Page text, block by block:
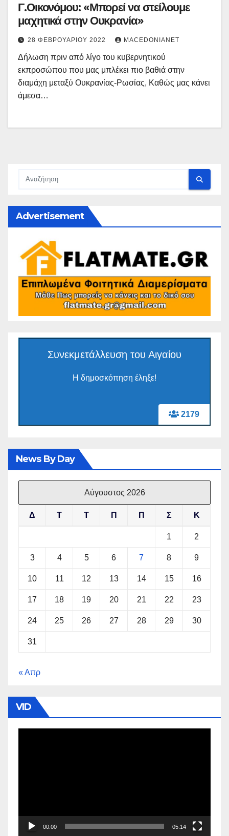
Γ.Οικονόμου: «Μπορεί να στείλουμε
μαχητικά στην Ουκρανία»
28 ΦΕΒΡΟΥΑΡΊΟΥ 2022 MACEDONIANET
Δήλωση πριν από λίγο του κυβερνητικού
εκπροσώπου που μας μπλέκει πιο βαθιά στην
διαμάχη μεταξύ Ουκρανίας-Ρωσίας, Καθώς μας κάνει
άμεσα…
Advertisement
2179
Συνεκμετάλλευση του Αιγαίου
Η δημοσκόπηση έληξε!
News By Day
Αύγουστος 2026
Δ Τ Τ Π Π Σ Κ
1 2
3 4 5 6 7 8 9
10 11 12 13 14 15 16
17 18 19 20 21 22 23
24 25 26 27 28 29 30
31
« Απρ
VID
00:00 05:14